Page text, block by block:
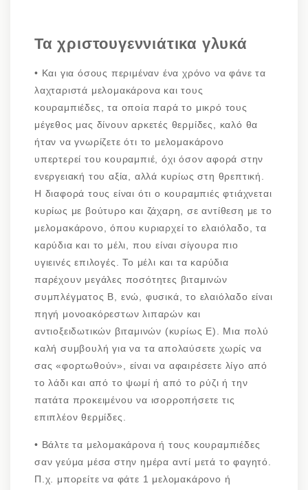
Τα χριστουγεννιάτικα γλυκά
• Και για όσους περιμέναν ένα χρόνο να φάνε τα
λαχταριστά μελομακάρονα και τους
κουραμπιέδες, τα οποία παρά το μικρό τους
μέγεθος μας δίνουν αρκετές θερμίδες, καλό θα
ήταν να γνωρίζετε ότι το μελομακάρονο
υπερτερεί του κουραμπιέ, όχι όσον αφορά στην
ενεργειακή του αξία, αλλά κυρίως στη θρεπτική.
Η διαφορά τους είναι ότι ο κουραμπιές φτιάχνεται
κυρίως με βούτυρο και ζάχαρη, σε αντίθεση με το
μελομακάρονο, όπου κυριαρχεί το ελαιόλαδο, τα
καρύδια και το μέλι, που είναι σίγουρα πιο
υγιεινές επιλογές. Το μέλι και τα καρύδια
παρέχουν μεγάλες ποσότητες βιταμινών
συμπλέγματος Β, ενώ, φυσικά, το ελαιόλαδο είναι
πηγή μονοακόρεστων λιπαρών και
αντιοξειδωτικών βιταμινών (κυρίως Ε). Μια πολύ
καλή συμβουλή για να τα απολαύσετε χωρίς να
σας «φορτωθούν», είναι να αφαιρέσετε λίγο από
το λάδι και από το ψωμί ή από το ρύζι ή την
πατάτα προκειμένου να ισορροπήσετε τις
επιπλέον θερμίδες.
• Βάλτε τα μελομακάρονα ή τους κουραμπιέδες
σαν γεύμα μέσα στην ημέρα αντί μετά το φαγητό.
Π.χ. μπορείτε να φάτε 1 μελομακάρονο ή